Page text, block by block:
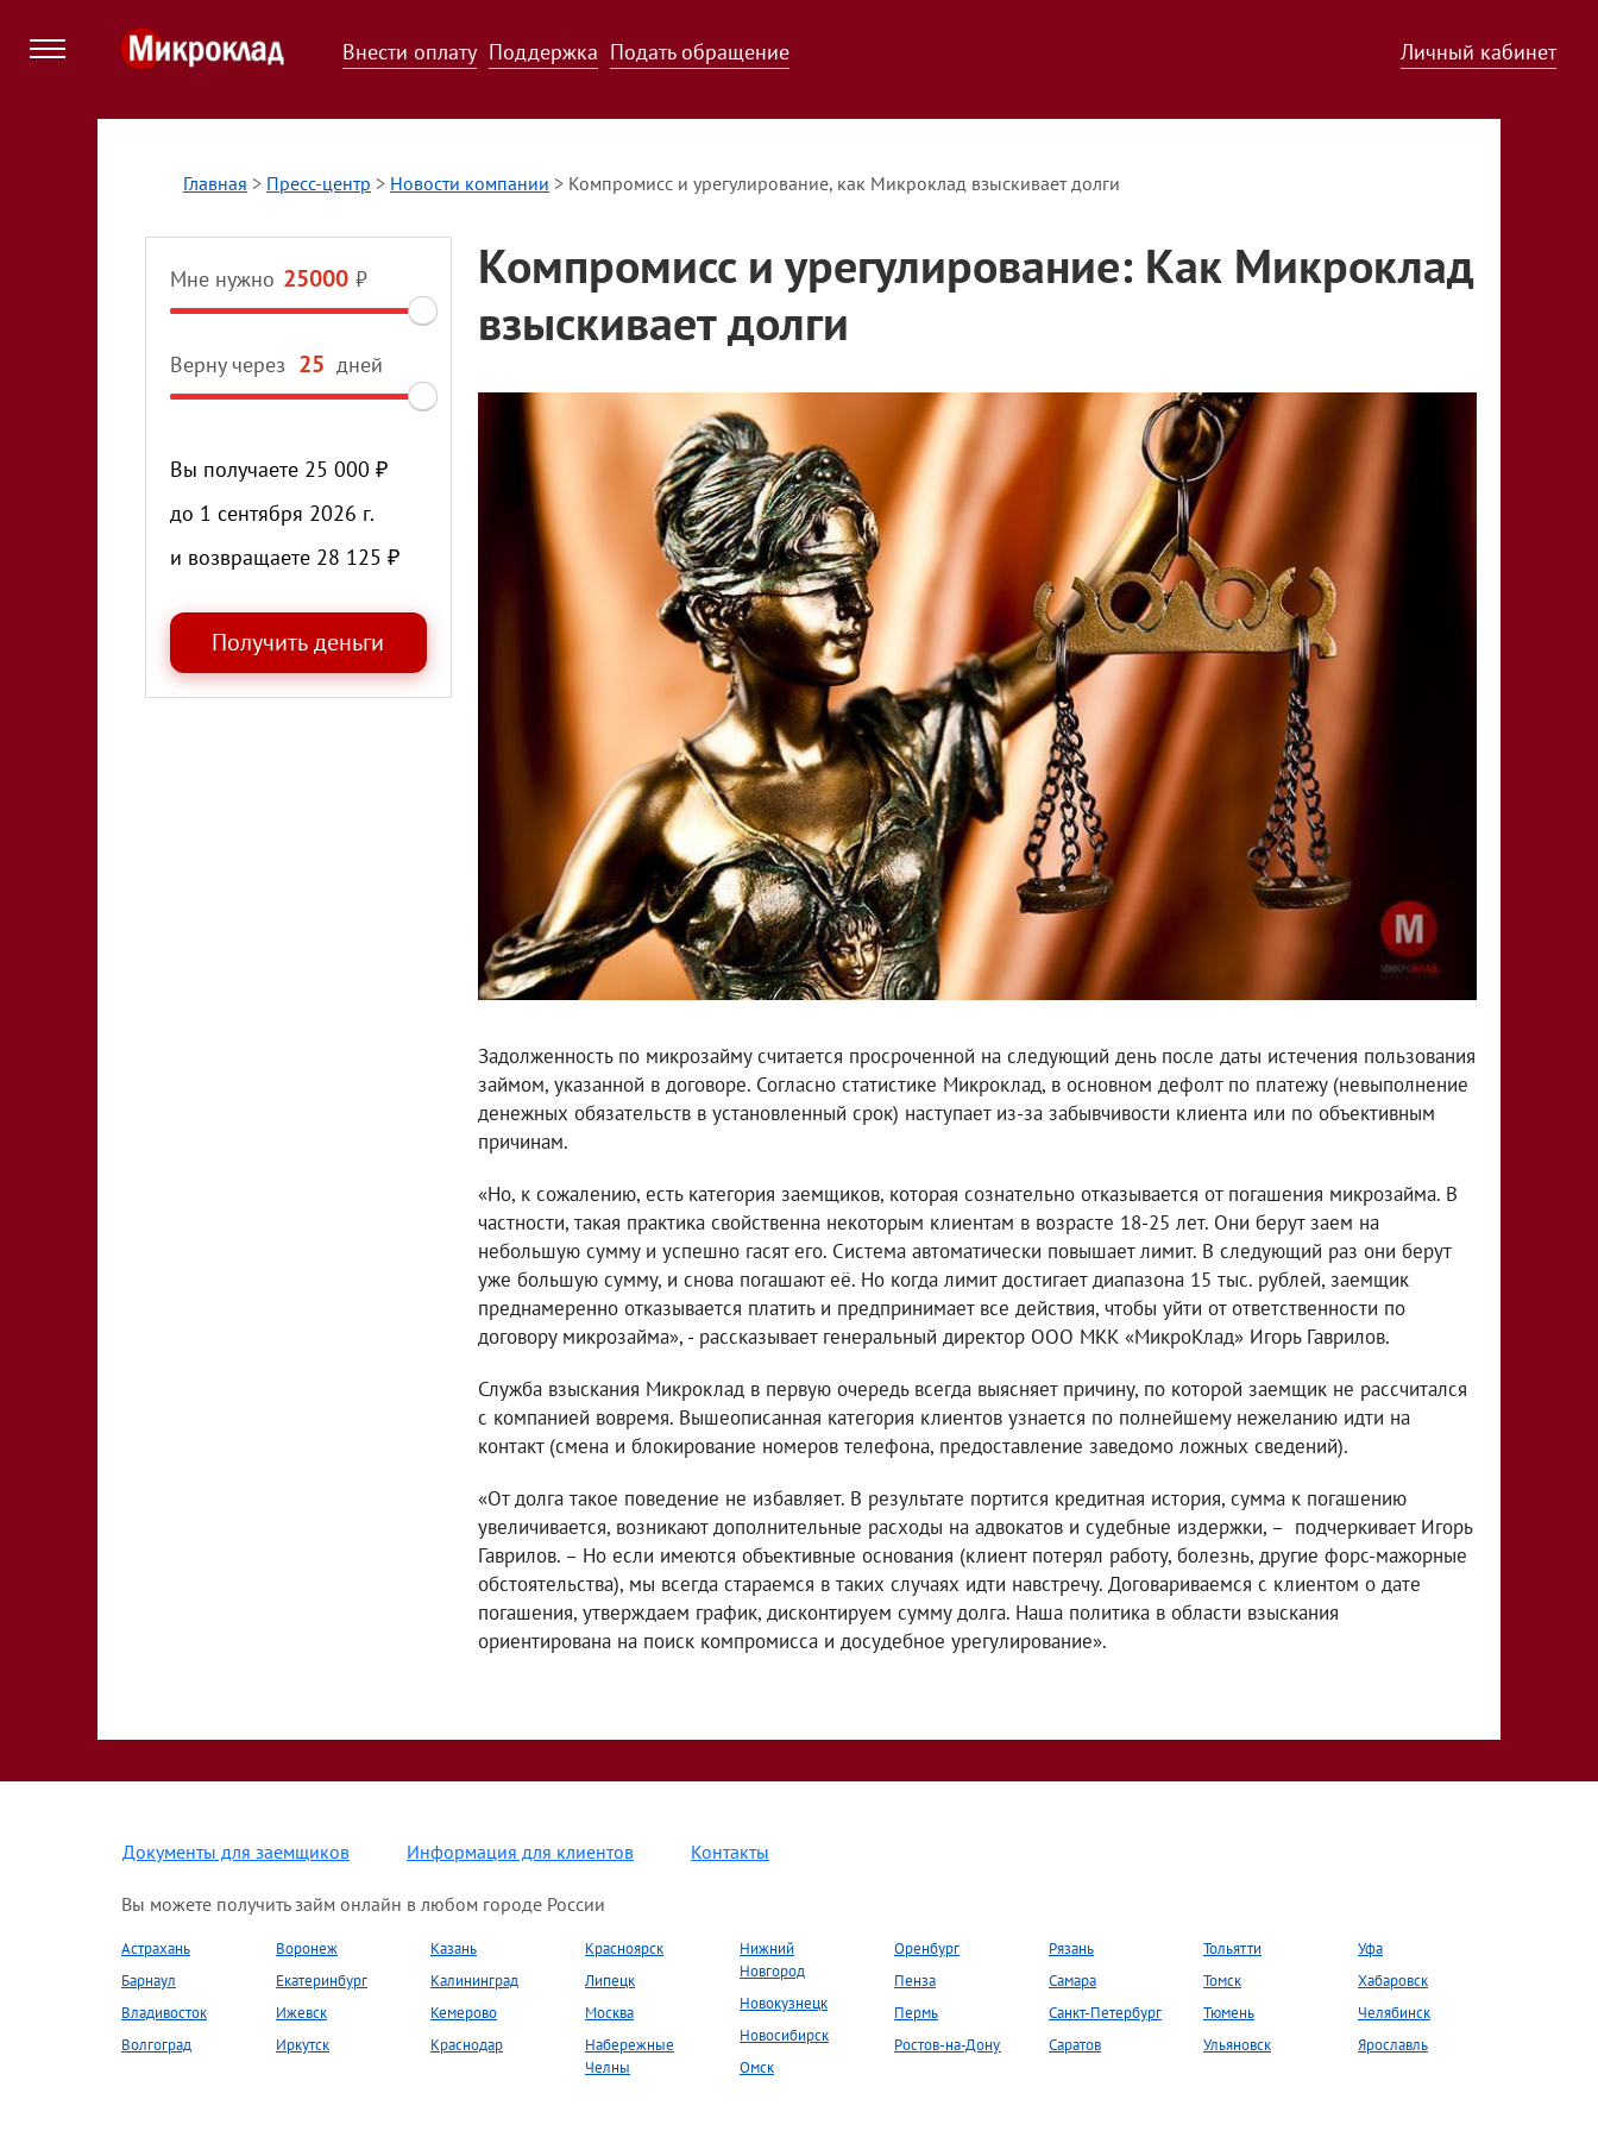
Внести оплату Поддержка Подать обращение Личный кабинет
Главная > Пресс-центр > Новости компании > Компромисс и урегулирование, как Микроклад взыскивает долги
Мне нужно ₽
Верну через дней
Вы получаете 25 000 ₽
до 1 сентября 2026 г.
и возвращаете 28 125 ₽
Компромисс и урегулирование: Как Микроклад
взыскивает долги
Задолженность по микрозайму считается просроченной на следующий день после даты истечения пользования
займом, указанной в договоре. Согласно статистике Микроклад, в основном дефолт по платежу (невыполнение
денежных обязательств в установленный срок) наступает из-за забывчивости клиента или по объективным
причинам.
«Но, к сожалению, есть категория заемщиков, которая сознательно отказывается от погашения микрозайма. В
частности, такая практика свойственна некоторым клиентам в возрасте 18-25 лет. Они берут заем на
небольшую сумму и успешно гасят его. Система автоматически повышает лимит. В следующий раз они берут
уже большую сумму, и снова погашают её. Но когда лимит достигает диапазона 15 тыс. рублей, заемщик
преднамеренно отказывается платить и предпринимает все действия, чтобы уйти от ответственности по
договору микрозайма», - рассказывает генеральный директор ООО МКК «МикроКлад» Игорь Гаврилов.
Служба взыскания Микроклад в первую очередь всегда выясняет причину, по которой заемщик не рассчитался
с компанией вовремя. Вышеописанная категория клиентов узнается по полнейшему нежеланию идти на
контакт (смена и блокирование номеров телефона, предоставление заведомо ложных сведений).
«От долга такое поведение не избавляет. В результате портится кредитная история, сумма к погашению
увеличивается, возникают дополнительные расходы на адвокатов и судебные издержки, – подчеркивает Игорь
Гаврилов. – Но если имеются объективные основания (клиент потерял работу, болезнь, другие форс-мажорные
обстоятельства), мы всегда стараемся в таких случаях идти навстречу. Договариваемся с клиентом о дате
погашения, утверждаем график, дисконтируем сумму долга. Наша политика в области взыскания
ориентирована на поиск компромисса и досудебное урегулирование».
Документы для заемщиков Информация для клиентов Контакты
Вы можете получить займ онлайн в любом городе России
Астрахань
Барнаул
Владивосток
Волгоград
Воронеж
Екатеринбург
Ижевск
Иркутск
Казань
Калининград
Кемерово
Краснодар
Красноярск
Липецк
Москва
Набережные
Челны
Нижний
Новгород
Новокузнецк
Новосибирск
Омск
Оренбург
Пенза
Пермь
Ростов-на-Дону
Рязань
Самара
Санкт-Петербург
Саратов
Тольятти
Томск
Тюмень
Ульяновск
Уфа
Хабаровск
Челябинск
Ярославль